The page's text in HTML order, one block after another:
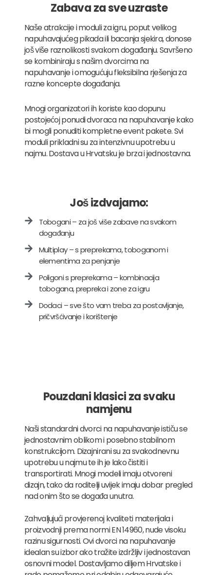
Zabava za sve uzraste
Naše atrakcije i moduli za igru, poput velikog
napuhavajućeg pikada ili bacanja sjekira, donose
još više raznolikosti svakom događanju. Savršeno
se kombiniraju s našim dvorcima na
napuhavanje i omogućuju fleksibilna rješenja za
razne koncepte događanja.
Mnogi organizatori ih koriste kao dopunu
postojećoj ponudi dvoraca na napuhavanje kako
bi mogli ponuditi kompletne event pakete. Svi
moduli prikladni su za intenzivnu upotrebu u
najmu. Dostava u Hrvatsku je brza i jednostavna.
Još izdvajamo:
Tobogani – za još više zabave na svakom
događanju
Multiplay – s preprekama, toboganom i
elementima za penjanje
Poligoni s preprekama – kombinacija
tobogana, prepreka i zone za igru
Dodaci – sve što vam treba za postavljanje,
pričvršćivanje i korištenje
Pouzdani klasici za svaku
namjenu
Naši standardni dvorci na napuhavanje ističu se
jednostavnim oblikom i posebno stabilnom
konstrukcijom. Dizajnirani su za svakodnevnu
upotrebu u najmu te ih je lako čistiti i
transportirati. Mnogi modeli imaju otvoreni
dizajn, tako da roditelji uvijek imaju dobar pregled
nad onim što se događa unutra.
Zahvaljujući provjerenoj kvaliteti materijala i
proizvodnji prema normi EN 14960, nude visoku
razinu sigurnosti. Ovi dvorci na napuhavanje
idealan su izbor ako tražite izdržljiv i jednostavan
osnovni model. Dostavljamo diljem Hrvatske i